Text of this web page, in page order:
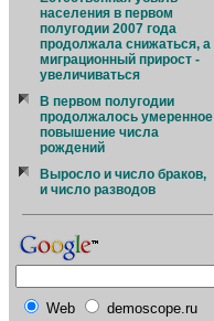
населения в первом
полугодии 2007 года
продолжала снижаться, а
миграционный прирост -
увеличиваться
В первом полугодии
продолжалось умеренное
повышение числа
рождений
Выросло и число браков,
и число разводов
Web demoscope.ru